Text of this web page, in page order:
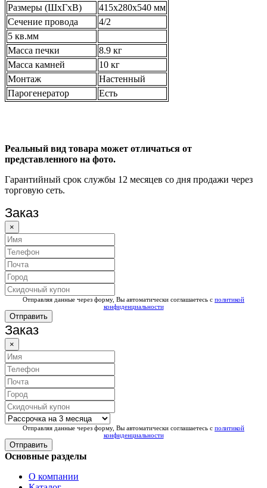
Размеры (ШхГхВ)
415х280х540 мм
Сечение провода
4/2
5 кв.мм
Масса печки
8.9 кг
Масса камней
10 кг
Монтаж
Настенный
Парогенератор
Есть
Реальный вид товара может отличаться от
представленного на фото.
Гарантийный срок службы 12 месяцев со дня продажи через
торговую сеть.
Заказ
×
Отправляя данные через форму, Вы автоматически соглашаетесь с политикой
конфиденциальности
Отправить
Заказ
×
Отправляя данные через форму, Вы автоматически соглашаетесь с политикой
конфиденциальности
Отправить
Основные разделы
О компании